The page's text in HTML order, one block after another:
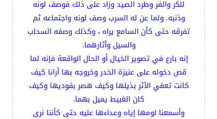
للكر والفر وطرد الصيد وزاد على ذلك فوصف لونه
وذنبه. ولما عن له السرب وصف لونه واجتماعه ثم
تفرقه حتى كأن السامع يراه ، وكذلك وصفه السحاب
والسيل وآثارهما.
إنه بارع في تصوير الخيال أو الحال الواقعة فإنه لما
قص دخوله على عنيزة الخدر وخروجه بها أرانا كيف
كانت تعفي الأثر بذيلها وكيف هصر بفوديها وكيف
كان الغبيط يميل بهما.
وأسمعنا لومها إياه وعداءها عليه حتى كأننا نرى